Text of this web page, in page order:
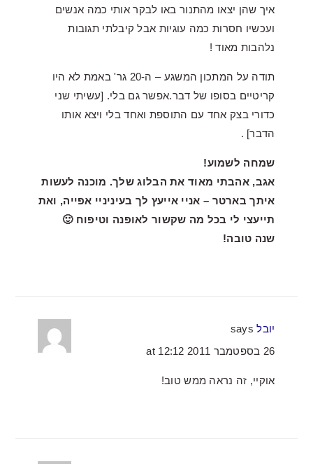
איך שהן יצאו מהתנור באו לבקר אותי כמה אנשים
ועכשיו חסרות כמה עוגיות אבל קיבלתי תגובות
נלהבות מאוד !
תודה על המתכון המשגע – ה-20 גר' באמת לא היו
קריטיים בסופו של דבר.אפשר גם בלי. [עשיתי שני
כדורי בצק אחד עם התוספת ואחד בלי ויצא אותו
הדבר] .
שמחה לשמוע!
אגב, אהבתי מאוד את הבלוג שלך. מוכנה לעשות
איתך בארטר – אניי אייעץ לך בעיניניי אפייה, ואת
תייעצי לי בכל מה שקשור לאופנה וטיפוח 🙂
שנה טובה!
יובל says
26 בספטמבר 2011 at 12:12
אוקיי, זה נראה ממש טוב!